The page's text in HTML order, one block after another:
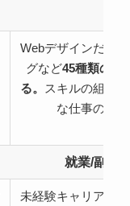
Webデザインだけ
グなど45種類の職
る。 スキルの組み
な仕事の可
就業/副業
未経験キャリアチ